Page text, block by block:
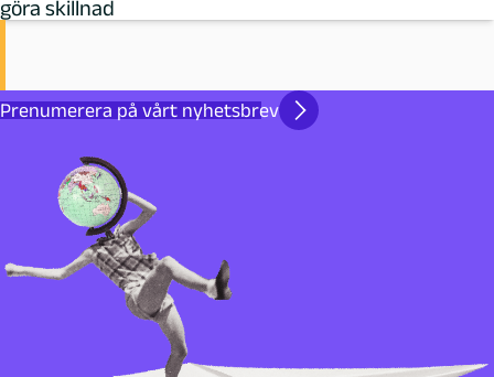
göra skillnad
Prenumerera på vårt nyhetsbrev